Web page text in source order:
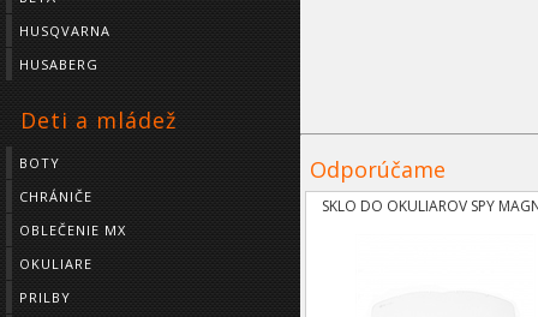
HUSQVARNA
HUSABERG
Deti a mládež
BOTY
CHRÁNIČE
OBLEČENIE MX
OKULIARE
PRILBY
Odporúčame
SKLO DO OKULIAROV SPY